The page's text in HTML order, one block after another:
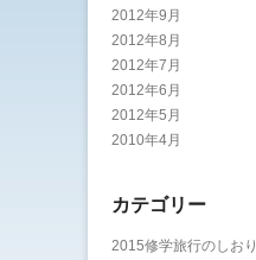
2012年9月
2012年8月
2012年7月
2012年6月
2012年5月
2010年4月
カテゴリー
2015修学旅行のしおり